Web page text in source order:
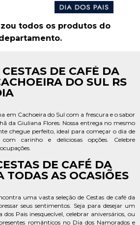
todos os produtos do
DE CAFÉ DA
DO SUL RS
em Cachoeira do Sul com a frescura e o sabor
da Giuliana Flores. Nossa entrega no mesmo
chegue perfeito, ideal para começar o dia de
carinho e deliciosas opções. Celebre
DE CAFÉ DA
TODAS AS OCASIÕES
uma vasta seleção de Cestas de café da
seus sentimentos. Seja para desejar um
dos Pais inesquecível, celebrar aniversários, ou
românticos no Dia dos Namorados e